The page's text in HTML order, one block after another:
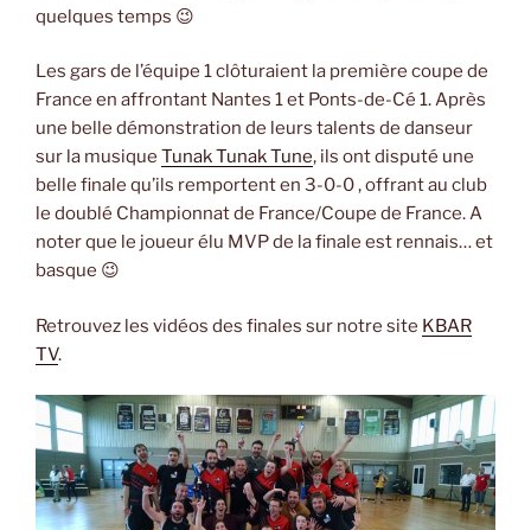
quelques temps 😉
Les gars de l’équipe 1 clôturaient la première coupe de
France en affrontant Nantes 1 et Ponts-de-Cé 1. Après
une belle démonstration de leurs talents de danseur
sur la musique Tunak Tunak Tune, ils ont disputé une
belle finale qu’ils remportent en 3-0-0 , offrant au club
le doublé Championnat de France/Coupe de France. A
noter que le joueur élu MVP de la finale est rennais… et
basque 😉
Retrouvez les vidéos des finales sur notre site KBAR
TV.